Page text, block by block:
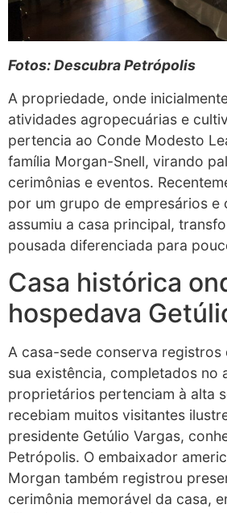
Fotos: Descubra Petrópolis
A propriedade, onde
atividades agropecuárias e
pertencia ao Conde Modesto
família Morgan-Snell, virando
cerimônias e eventos.
por um grupo de empresários e
assumiu a casa principal,
pousada diferenciada para
Casa histórica
hospedava
A casa-sede conserva registros
sua existência, completados no
proprietários pertenciam à alta
recebiam muitos visitantes
presidente Getúlio Vargas,
Petrópolis. O embaixador
Morgan também registrou
cerimônia memorável da casa,